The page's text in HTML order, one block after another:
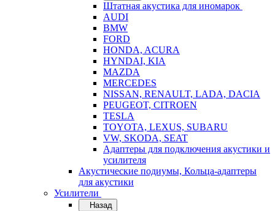
Штатная акустика для иномарок
AUDI
BMW
FORD
HONDA, ACURA
HYNDAI, KIA
MAZDA
MERCEDES
NISSAN, RENAULT, LADA, DACIA
PEUGEOT, CITROEN
TESLA
TOYOTA, LEXUS, SUBARU
VW, SKODA, SEAT
Адаптеры для подключения акустики и
усилителя
Акустические подиумы, Кольца-адаптеры
для акустики
Усилители
Назад